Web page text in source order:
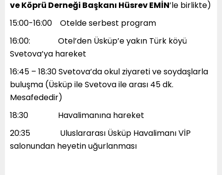
ve Köprü Derneği Başkanı Hüsrev EMİN’le birlikte)
15:00-16:00 Otelde serbest program
16:00: Otel’den Üsküp’e yakın Türk köyü
Svetova’ya hareket
16:45 – 18:30 Svetova’da okul ziyareti ve soydaşlarla
buluşma (Üsküp ile Svetova ile arası 45 dk.
Mesafededir)
18:30 Havalimanına hareket
20:35 ​Uluslararası Üsküp Havalimanı VİP
salonundan heyetin uğurlanması